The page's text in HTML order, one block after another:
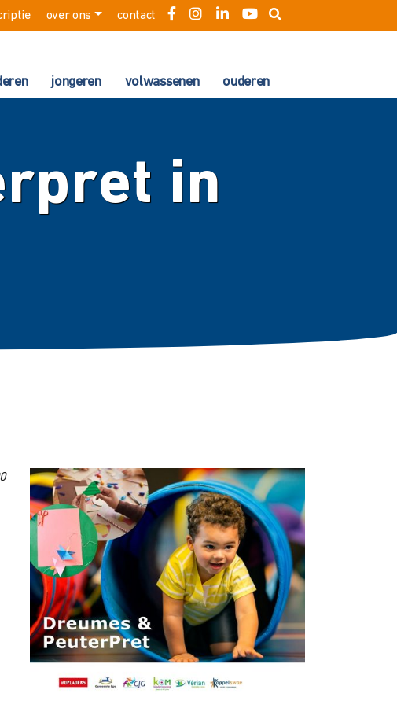
over ons contact
jongeren volwassenen ouderen
in